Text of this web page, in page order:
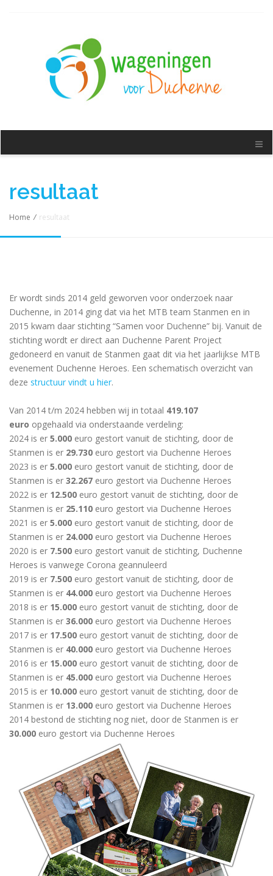
resultaat
Home / resultaat
Er wordt sinds 2014 geld geworven voor onderzoek naar
Duchenne, in 2014 ging dat via het MTB team Stanmen en in
2015 kwam daar stichting “Samen voor Duchenne” bij. Vanuit de
stichting wordt er direct aan Duchenne Parent Project
gedoneerd en vanuit de Stanmen gaat dit via het jaarlijkse MTB
evenement Duchenne Heroes. Een schematisch overzicht van
deze structuur vindt u hier.
Van 2014 t/m 2024 hebben wij in totaal 419.107
euro opgehaald via onderstaande verdeling:
2024 is er 5.000 euro gestort vanuit de stichting, door de
Stanmen is er 29.730 euro gestort via Duchenne Heroes
2023 is er 5.000 euro gestort vanuit de stichting, door de
Stanmen is er 32.267 euro gestort via Duchenne Heroes
2022 is er 12.500 euro gestort vanuit de stichting, door de
Stanmen is er 25.110 euro gestort via Duchenne Heroes
2021 is er 5.000 euro gestort vanuit de stichting, door de
Stanmen is er 24.000 euro gestort via Duchenne Heroes
2020 is er 7.500 euro gestort vanuit de stichting, Duchenne
Heroes is vanwege Corona geannuleerd
2019 is er 7.500 euro gestort vanuit de stichting, door de
Stanmen is er 44.000 euro gestort via Duchenne Heroes
2018 is er 15.000 euro gestort vanuit de stichting, door de
Stanmen is er 36.000 euro gestort via Duchenne Heroes
2017 is er 17.500 euro gestort vanuit de stichting, door de
Stanmen is er 40.000 euro gestort via Duchenne Heroes
2016 is er 15.000 euro gestort vanuit de stichting, door de
Stanmen is er 45.000 euro gestort via Duchenne Heroes
2015 is er 10.000 euro gestort vanuit de stichting, door de
Stanmen is er 13.000 euro gestort via Duchenne Heroes
2014 bestond de stichting nog niet, door de Stanmen is er
30.000 euro gestort via Duchenne Heroes